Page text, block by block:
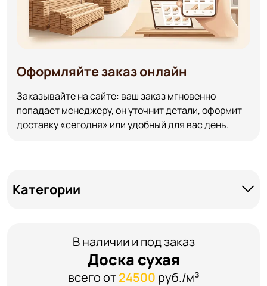
Оформляйте заказ онлайн
Заказывайте на сайте: ваш заказ мгновенно
попадает менеджеру, он уточнит детали, оформит
доставку «сегодня» или удобный для вас день.
Категории
В наличии и под заказ
Доска сухая
всего от24500 руб./м³